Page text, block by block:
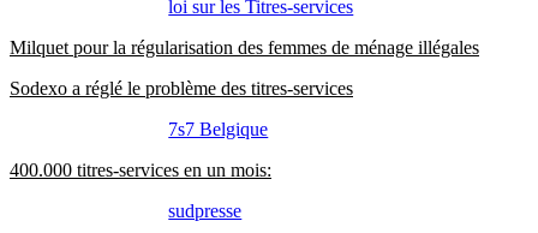
loi sur les Titres-services
Milquet pour la régularisation des femmes de ménage illégales
Sodexo a réglé le problème des titres-services
7s7 Belgique
400.000 titres-services en un mois:
sudpresse